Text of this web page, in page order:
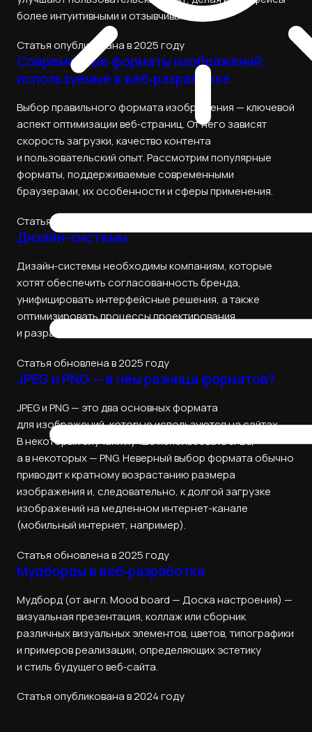
более интуитивными и отзывчивыми.
Статья опубликована в 2025 году
Современные форматы изображений,
используемые в веб‑разработке
Выбор правильного формата изображения — ключевой
аспект оптимизации веб‑страниц. От него зависят
скорость загрузки, качество контента
и пользовательский опыт. Рассмотрим популярные
форматы, поддерживаемые современными
браузерами, их особенности и сферы применения.
Статья опубликована в 2025 году
Дизайн-системы
Дизайн‑системы необходимы компаниям, которые
хотят обеспечить согласованность бренда,
унифицировать интерфейсные решения, а также
оптимизировать процессы проектирования
и разработки.
Статья обновлена в 2025 году
JPEG и PNG — в чём разница форматов?
JPEG и PNG — это два основных формата
для изображений, которые используются на сайтах.
В некоторых случаях лучше использовать JPEG,
а в некоторых — PNG. Неверный выбор формата обычно
приводит к кратному возрастанию размера
изображения и, следовательно, к долгой загрузке
изображений на медленном интернет-канале
(мобильный интернет, например).
Статья обновлена в 2025 году
Мудборды в веб‑разработке
Мудборд (от англ. Mood board — Доска настроения) —
визуальная презентация, коллаж или сборник
различных визуальных элементов, цветов, типографики
и примеров реализации, определяющих эстетику
и стиль будущего веб‑сайта.
Статья опубликована в 2024 году